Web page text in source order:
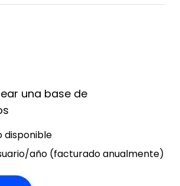
una base de
disponible
año (facturado anualmente)